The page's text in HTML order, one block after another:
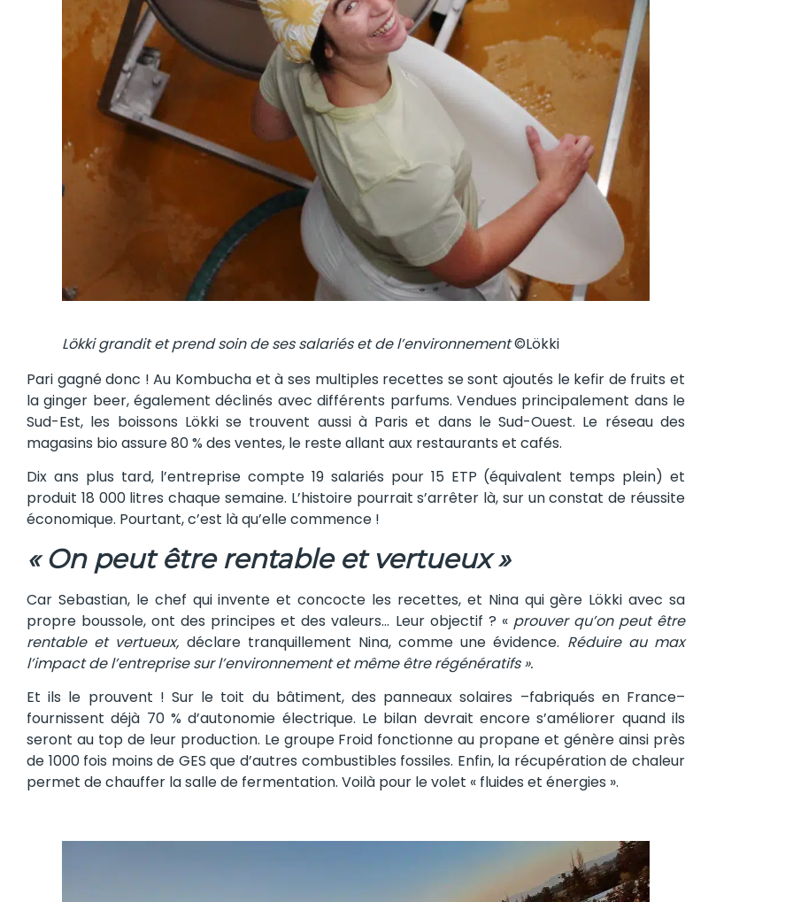
Lökki grandit et prend soin de ses salariés et de l’environnement©Lökki
Pari gagné donc ! Au Kombucha et à ses multiples recettes se sont ajoutés le kefir de fruits et
la ginger beer, également déclinés avec différents parfums. Vendues principalement dans le
Sud-Est, les boissons Lökki se trouvent aussi à Paris et dans le Sud-Ouest. Le réseau des
magasins bio assure 80 % des ventes, le reste allant aux restaurants et cafés.
Dix ans plus tard, l’entreprise compte 19 salariés pour 15 ETP (équivalent temps plein) et
produit 18 000 litres chaque semaine. L’histoire pourrait s’arrêter là, sur un constat de réussite
économique. Pourtant, c’est là qu’elle commence !
« On peut être rentable et vertueux »
Car Sebastian, le chef qui invente et concocte les recettes, et Nina qui gère Lökki avec sa
propre boussole, ont des principes et des valeurs… Leur objectif ? « prouver qu’on peut être
rentable et vertueux, déclare tranquillement Nina, comme une évidence. Réduire au max
l’impact de l’entreprise sur l’environnement et même être régénératifs ».
Et ils le prouvent ! Sur le toit du bâtiment, des panneaux solaires –fabriqués en France–
fournissent déjà 70 % d’autonomie électrique. Le bilan devrait encore s’améliorer quand ils
seront au top de leur production. Le groupe Froid fonctionne au propane et génère ainsi près
de 1000 fois moins de GES que d’autres combustibles fossiles. Enfin, la récupération de chaleur
permet de chauffer la salle de fermentation. Voilà pour le volet « fluides et énergies ».